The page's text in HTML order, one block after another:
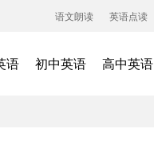
语文朗读 英语点读
语 初中英语 高中英语